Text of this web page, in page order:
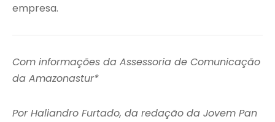
empresa.
Com informações da Assessoria de Comunicação
da Amazonastur*
Por Haliandro Furtado, da redação da Jovem Pan